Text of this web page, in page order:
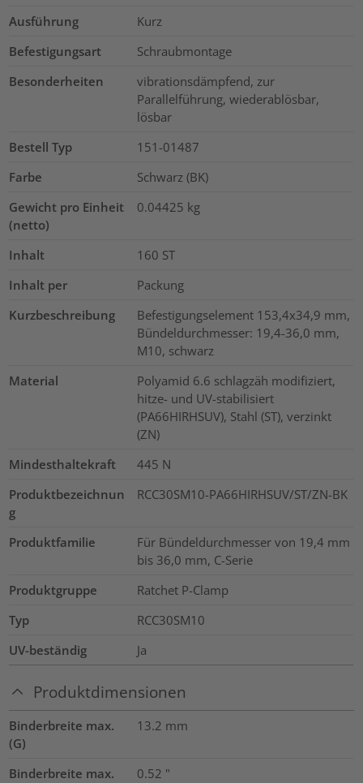
Ausführung
Kurz
Befestigungsart
Schraubmontage
Besonderheiten
vibrationsdämpfend, zur
Parallelführung, wiederablösbar,
lösbar
Bestell Typ
151-01487
Farbe
Schwarz (BK)
Gewicht pro Einheit
(netto)
0.04425 kg
Inhalt 160 ST
Inhalt per
Packung
Kurzbeschreibung
Befestigungselement 153,4x34,9 mm,
Bündeldurchmesser: 19,4-36,0 mm,
M10, schwarz
Material
Polyamid 6.6 schlagzäh modifiziert,
hitze- und UV-stabilisiert
(PA66HIRHSUV), Stahl (ST), verzinkt
(ZN)
Mindesthaltekraft
445 N
Produktbezeichnun
g
RCC30SM10-PA66HIRHSUV/ST/ZN-BK
Produktfamilie
Für Bündeldurchmesser von 19,4 mm
bis 36,0 mm, C-Serie
Produktgruppe
Ratchet P-Clamp
Typ
RCC30SM10
UV-beständig
Ja
Produktdimensionen
Binderbreite max.
(G)
13.2 mm
Binderbreite max. 0.52 "